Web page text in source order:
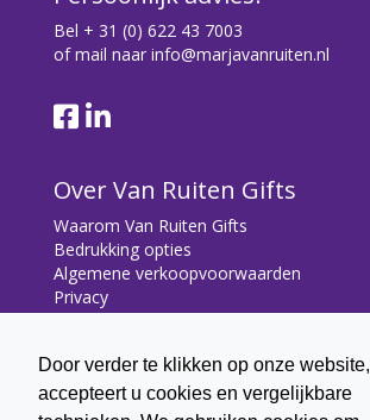
Door verder te klikken op onze website,
accepteert u cookies en vergelijkbare
Bel + 31 (0) 622 43 7003
of mail naar info@marjavanruiten.nl
Over Van Ruiten Gifts
Waarom Van Ruiten Gifts
Bedrukking opties
Algemene verkoopvoorwaarden
Privacy
Contact
Contact